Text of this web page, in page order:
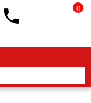
0